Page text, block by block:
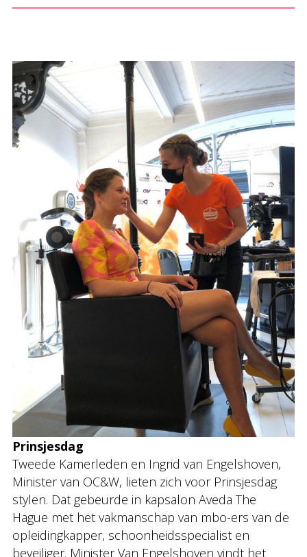
Prinsjesdag
Tweede Kamerleden en Ingrid van Engelshoven,
Minister van OC&W, lieten zich voor Prinsjesdag
stylen. Dat gebeurde in kapsalon Aveda The
Hague met het vakmanschap van mbo-ers van de
opleidingkapper, schoonheidsspecialist en
beveiliger. Minister Van Engelshoven vindt het